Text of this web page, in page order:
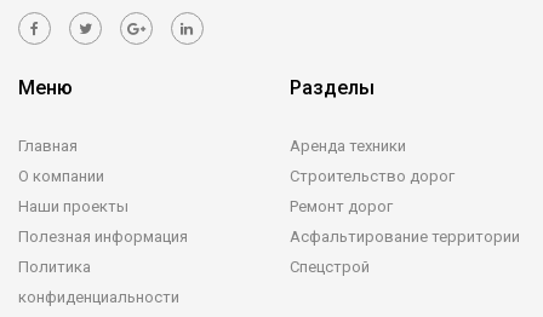
Меню
Главная
О компании
Наши проекты
Полезная информация
Политика
конфиденциальности
Разделы
Аренда техники
Строительство дорог
Ремонт дорог
Асфальтирование территории
Спецстрой